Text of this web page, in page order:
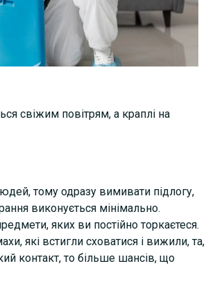
свіжим повітрям, а краплі на
тому одразу вимивати підлогу,
виконується мінімально.
яких ви постійно торкаєтеся.
які встигли сховатися і вижили, та,
контакт, то більше шансів, що